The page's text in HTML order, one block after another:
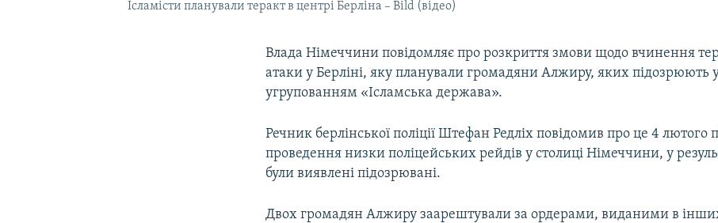
Ісламісти планували теракт в центрі Берліна – Bild (відео)
Влада Німеччини повідомляє про розкриття змови щодо вчинення
атаки у Берліні, яку планували громадяни Алжиру, яких підозрюють у
угрупованням «Ісламська держава».
Речник берлінської поліції Штефан Редліх повідомив про це 4 лютого
проведення низки поліцейських рейдів у столиці Німеччини, у
були виявлені підозрювані.
Двох громадян Алжиру заарештували за ордерами, виданими в